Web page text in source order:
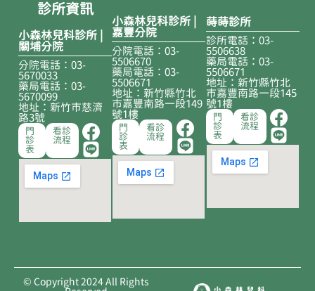
診所資訊
小森林兒科診所 |
關埔分院
分院電話：03-
5670033
藥局電話：03-
5670099
地址：新竹市慈濟
路3號
門
診
表
看診
流程
小森林兒科診所 |
嘉豐分院
分院電話：03-
5506670
藥局電話：03-
5506671
地址：新竹縣竹北
市嘉豐南路一段149
號1樓
門
診
表
看診
流程
蒔蒔診所
診所電話：03-
5506638
藥局電話：03-
5506671
地址：新竹縣竹北
市嘉豐南路一段145
號1樓
門
診
表
看診
流程
© Copyright 2024 All Rights